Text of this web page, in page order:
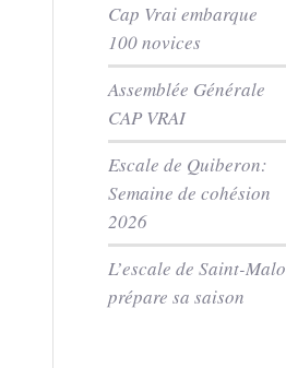
Cap Vrai embarque
100 novices
Assemblée Générale
CAP VRAI
Escale de Quiberon:
Semaine de cohésion
2026
L’escale de Saint-Malo
prépare sa saison